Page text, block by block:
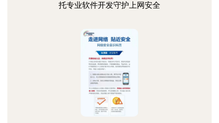
托专业软件开发守护上网安全